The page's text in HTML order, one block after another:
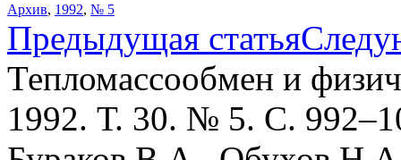
Архив, 1992, № 5
Предыдущая статья
Тепломассообмен и
1992. Т. 30. № 5. С.